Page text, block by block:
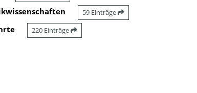
59 Einträge
220 Einträge